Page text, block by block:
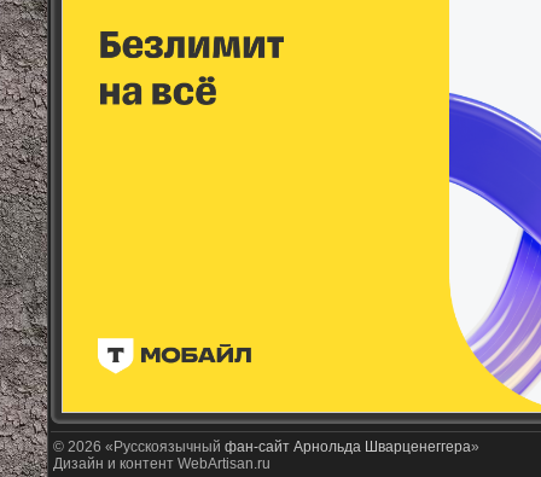
© 2026 «Русскоязычный фан-сайт Арнольда Шварценеггера»
Дизайн и контент WebArtisan.ru